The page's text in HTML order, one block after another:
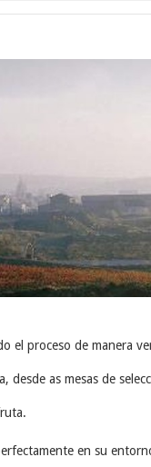
el proceso de manera
as mesas de
en su